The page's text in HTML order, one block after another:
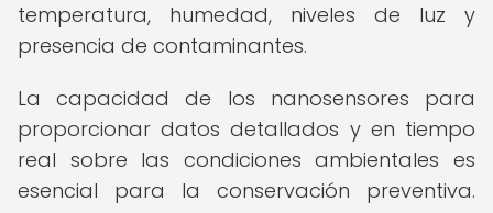
temperatura, humedad, niveles de luz y
presencia de contaminantes.
La capacidad de los nanosensores para
proporcionar datos detallados y en tiempo
real sobre las condiciones ambientales es
esencial para la conservación preventiva.